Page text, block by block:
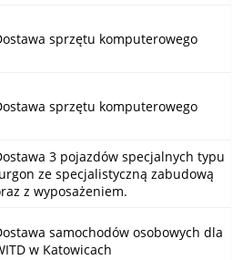
sprzętu komputerowego
sprzętu komputerowego
3 pojazdów specjalnych typu
ze specjalistyczną zabudową
z wyposażeniem.
samochodów osobowych dla
w Katowicach